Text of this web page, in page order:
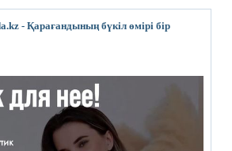
- Қарағандының бүкіл өмірі бір